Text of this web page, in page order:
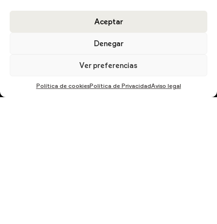
Aceptar
Denegar
Ver preferencias
Política de cookiesPolítica de PrivacidadAviso legal
DESCARGA EL CATÁLOGO